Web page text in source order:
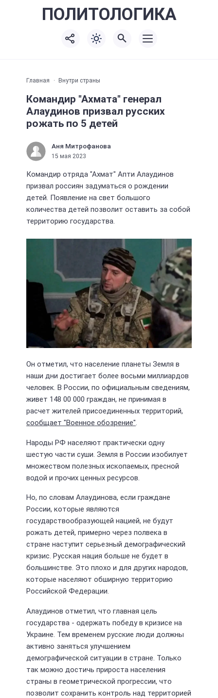
ПОЛИТОЛОГИКА
Главная Внутри страны
Командир "Ахмата" генерал
Алаудинов призвал русских
рожать по 5 детей
Аня Митрофанова
15 мая 2023
Командир отряда "Ахмат" Апти Алаудинов
призвал россиян задуматься о рождении
детей. Появление на свет большого
количества детей позволит оставить за собой
территорию государства.
Он отметил, что население планеты Земля в
наши дни достигает более восьми миллиардов
человек. В России, по официальным сведениям,
живет 148 00 000 граждан, не принимая в
расчет жителей присоединенных территорий,
сообщает "Военное обозрение".
Народы РФ населяют практически одну
шестую части суши. Земля в России изобилует
множеством полезных ископаемых, пресной
водой и прочих ценных ресурсов.
Но, по словам Алаудинова, если граждане
России, которые являются
государствообразующей нацией, не будут
рожать детей, примерно через полвека в
стране наступит серьезный демографический
кризис. Русская нация больше не будет в
большинстве. Это плохо и для других народов,
которые населяют обширную территорию
Российской Федерации.
Алаудинов отметил, что главная цель
государства - одержать победу в кризисе на
Украине. Тем временем русские люди должны
активно заняться улучшением
демографической ситуации в стране. Только
так можно достичь прироста населения
страны в геометрической прогрессии, что
позволит сохранить контроль над территорией